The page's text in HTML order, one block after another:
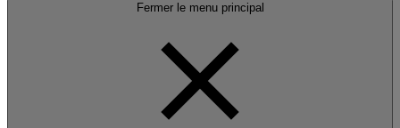
Fermer le menu principal